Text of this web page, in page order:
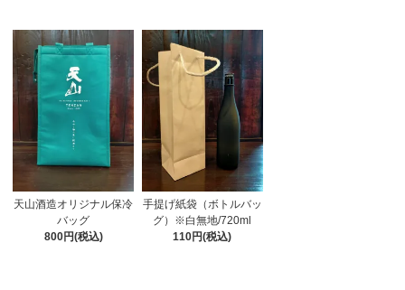
天山酒造オリジナル保冷
バッグ
800円(税込)
手提げ紙袋（ボトルバッ
グ）※白無地/720ml
110円(税込)